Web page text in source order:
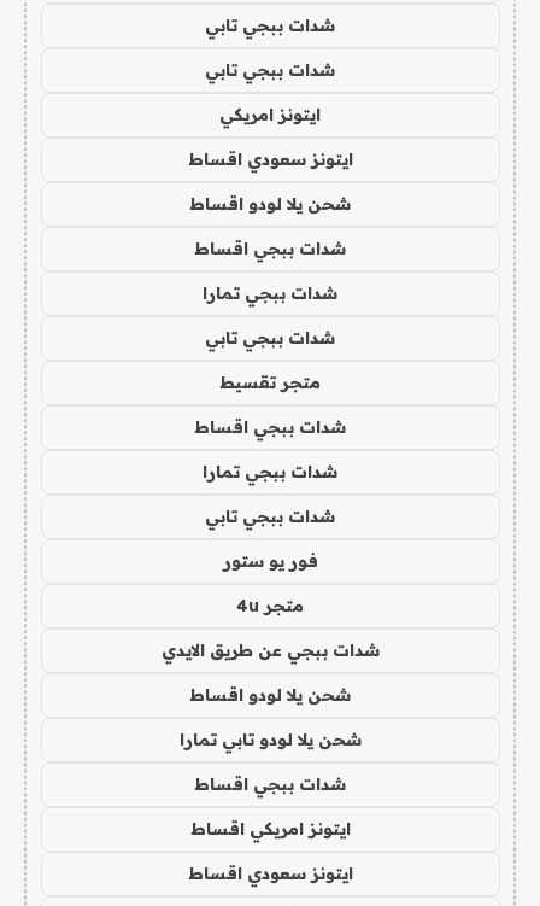
شدات ببجي تابي
شدات ببجي تابي
ايتونز امريكي
ايتونز سعودي اقساط
شحن يلا لودو اقساط
شدات ببجي اقساط
شدات ببجي تمارا
شدات ببجي تابي
متجر تقسيط
شدات ببجي اقساط
شدات ببجي تمارا
شدات ببجي تابي
فور يو ستور
متجر 4u
شدات ببجي عن طريق الايدي
شحن يلا لودو اقساط
شحن يلا لودو تابي تمارا
شدات ببجي اقساط
ايتونز امريكي اقساط
ايتونز سعودي اقساط